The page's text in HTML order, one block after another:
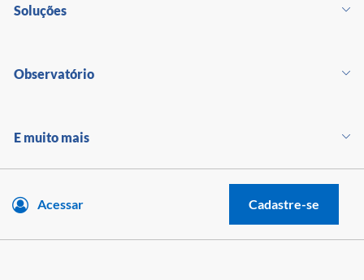
Soluções
Observatório
E muito mais
Acessar Cadastre-se